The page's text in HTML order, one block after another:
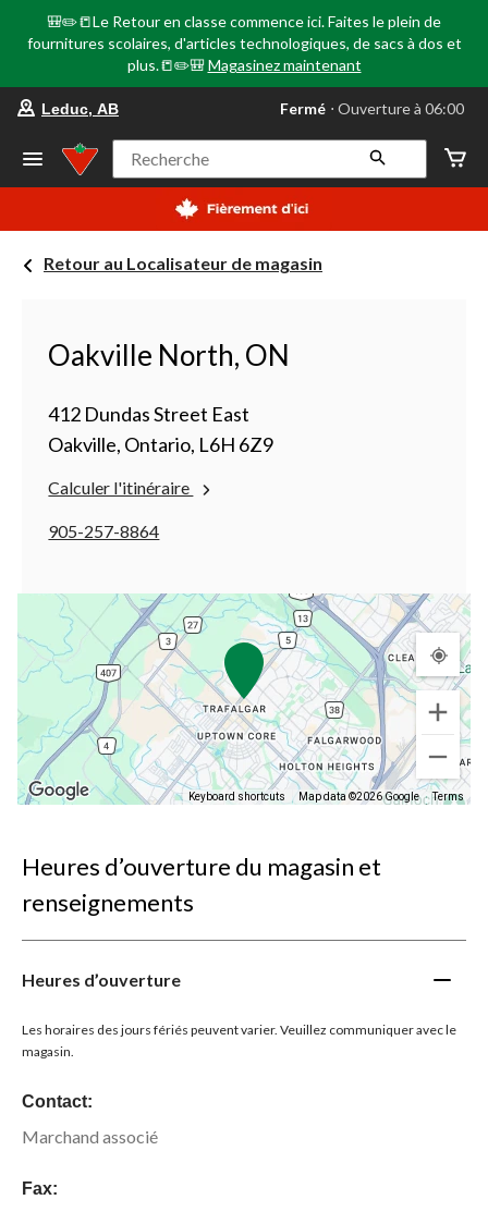
🎒✏️📒Le Retour en classe commence ici. Faites le plein de
fournitures scolaires, d'articles technologiques, de sacs à dos et
plus.📒✏️🎒 Magasinez maintenant
votre
préféré
Leduc,
AB,
courament
Fermé,
à
changer
Leduc, AB Fermé ⋅ Ouverture à 06:00
Recherche
Retour au Localisateur de magasin
Oakville North, ON
412 Dundas Street East
Oakville, Ontario, L6H 6Z9
Calculer l'itinéraire
905-257-8864
Keyboard shortcuts Map data ©2026 Google Terms
Heures d’ouverture du magasin et
renseignements
Heures d’ouverture
Les horaires des jours fériés peuvent varier. Veuillez communiquer avec le
magasin.
Contact:
Marchand associé
Fax: